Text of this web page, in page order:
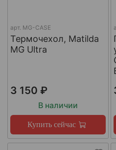
арт. MG-CASE
Термочехол, Matilda
MG Ultra
3 150 ₽
В наличии
Купить сейчас